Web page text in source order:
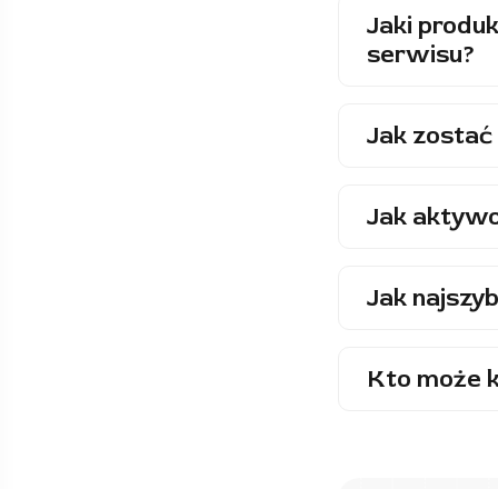
Jaki
serwisu?
Jak
Jak
Jak
Kto może